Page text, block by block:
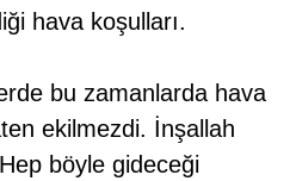
hava koşulları.
bu zamanlarda hava
ekilmezdi. İnşallah
böyle gideceği